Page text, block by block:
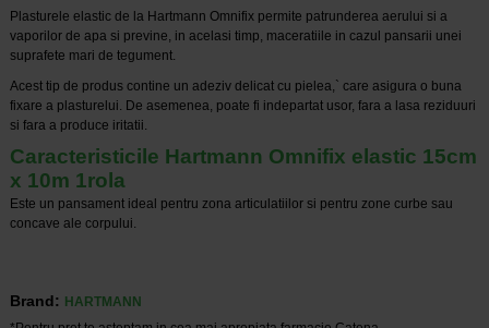
Plasturele elastic de la Hartmann Omnifix permite patrunderea aerului si a
vaporilor de apa si previne, in acelasi timp, maceratiile in cazul pansarii unei
suprafete mari de tegument.
Acest tip de produs contine un adeziv delicat cu pielea,` care asigura o buna
fixare a plasturelui. De asemenea, poate fi indepartat usor, fara a lasa reziduuri
si fara a produce iritatii.
Caracteristicile Hartmann Omnifix elastic 15cm
x 10m 1rola
Este un pansament ideal pentru zona articulatiilor si pentru zone curbe sau
concave ale corpului.
Brand:
HARTMANN